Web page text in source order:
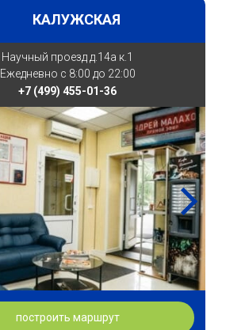
КАЛУЖСКАЯ
Научный проезд д.14а к.1
Ежедневно с 8:00 до 22:00
+7 (499) 455-01-36
построить маршрут